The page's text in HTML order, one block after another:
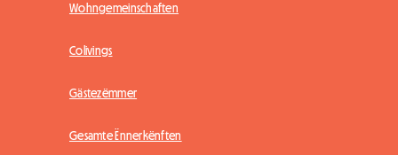
Wohngemeinschaften
Colivings
Gästezëmmer
Gesamte Ënnerkënften